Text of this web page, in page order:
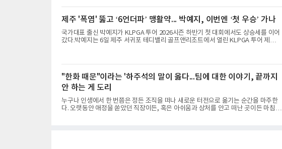
결할 특효약이 될 것처럼 포장되었던 이번 연수는, 뚜껑을 열어보니 '제구력 5등급에
게 2주짜리 족집게 과외를 붙여 1등급을 기대한 꼴'이었다는 냉정한 평가를 피하기 어
렵게 됐다.야구에서 투수의 제구력은 오랜 시간 투구폼을 반복하며 몸에 새겨진 일종
의 근육 기억과 밸런스의 산물이다. 릴리스 포인트의 미세한 오차나 하체 활용의 불균
형은 수백, 수천 번의 교정 훈련과 실전 피드
제주 '폭염' 뚫고 ‘6언더파’ 맹활약... 박예지, 이번엔 ‘첫 우승’ 가나
국가대표 출신 박예지가 KLPGA 투어 2026시즌 하반기 첫 대회에서도 상승세를 이어
갔다.박예지는 6일 제주 서귀포 테디밸리 골프앤리조트에서 열린 KLPGA 투어 제주삼
조트 역시 전국적 폭염을 피해가지 못했다. 대회장의 최고 기온은 35도에 달했다. 섬지
매섭고 뜨거운 경기력을 선보이며 첫 우승을 향한 발판을 마련했다.경기 후 박예지는
“날씨가 덥고 습해 체력적으로 쉽지 않은 경기였지
"한화 때문"이라는 '하주석의 말이 옳다...팀에 대한 이야기, 끝까지
안 하는 게 도리
누구나 인생에서 한 번쯤은 정든 조직을 떠나 새로운 터전으로 옮기는 순간을 마주한
다. 오랫동안 애정을 쏟았던 직장이든, 혹은 아쉬움과 상처를 안고 떠난 곳이든 마침표